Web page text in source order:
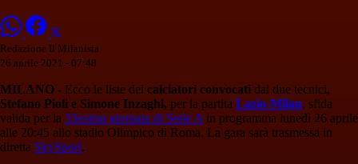
Redazione Il Milanista
26 aprile 2021 - 07:48
MILANO - Ecco le liste dei calciatori convocati dai due tecnici,
Stefano Pioli e Simone Inzaghi, per la partita Lazio-Milan, sfida
valida per la 33esima giornata di Serie A in programma lunedì 26 aprile
alle 20:45 allo stadio Olimpico di Roma. La gara sarà trasmessa in
diretta SkySport.